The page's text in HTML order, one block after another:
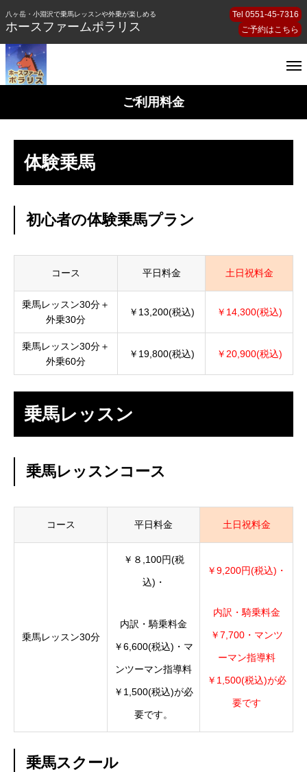
八ヶ岳・小淵沢で乗馬レッスンや外乗が楽しめる
ホースファームポラリス
Tel 0551-45-7316
ご予約はこちら
ご利用料金
体験乗馬
初心者の体験乗馬プラン
コース 平日料金 土日祝料金
乗馬レッスン30分＋
外乗30分
￥13,200(税込) ￥14,300(税込)
乗馬レッスン30分＋
外乗60分
￥19,800(税込) ￥20,900(税込)
乗馬レッスン
乗馬レッスンコース
コース 平日料金 土日祝料金
乗馬レッスン30分
￥８,100円(税
込)・
内訳・騎乗料金
￥6,600(税込)・マ
ンツーマン指導料
￥1,500(税込)が必
要です。
￥9,200円(税込)・
内訳・騎乗料金
￥7,700・マンツ
ーマン指導料
￥1,500(税込)が必
要です
乗馬スクール